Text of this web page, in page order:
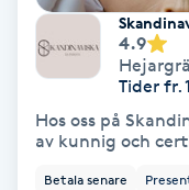
Hyaluronsyra
Hyperhidros
Hypnos
4.9
Tider fr.
Hos oss på
av kunnig och
Betala senare